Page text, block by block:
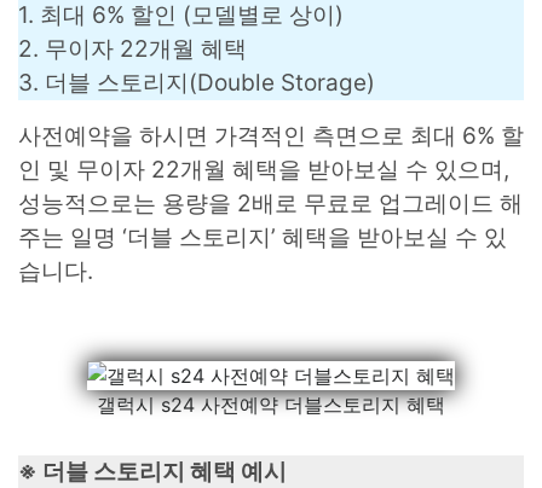
1. 최대 6% 할인 (모델별로 상이)
2. 무이자 22개월 혜택
3. 더블 스토리지(Double Storage)
사전예약을 하시면 가격적인 측면으로 최대 6% 할
인 및 무이자 22개월 혜택을 받아보실 수 있으며,
성능적으로는 용량을 2배로 무료로 업그레이드 해
주는 일명 ‘더블 스토리지’ 혜택을 받아보실 수 있
습니다.
갤럭시 s24 사전예약 더블스토리지 혜택
※ 더블 스토리지 혜택 예시